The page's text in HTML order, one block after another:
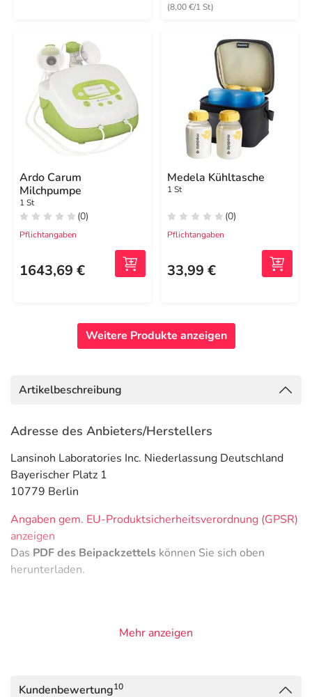
(8,00 €/1 St)
Ardo Carum
Milchpumpe
1 St
(0)
Pflichtangaben
1643,69 €
Medela Kühltasche
1 St
(0)
Pflichtangaben
33,99 €
Weitere Produkte anzeigen
Artikelbeschreibung
Adresse des Anbieters/Herstellers
Lansinoh Laboratories Inc. Niederlassung Deutschland
Bayerischer Platz 1
10779 Berlin
Angaben gem. EU-Produktsicherheitsverordnung (GPSR)
anzeigen
Das PDF des Beipackzettels können Sie sich oben
herunterladen.
Mehr anzeigen
Kundenbewertung10